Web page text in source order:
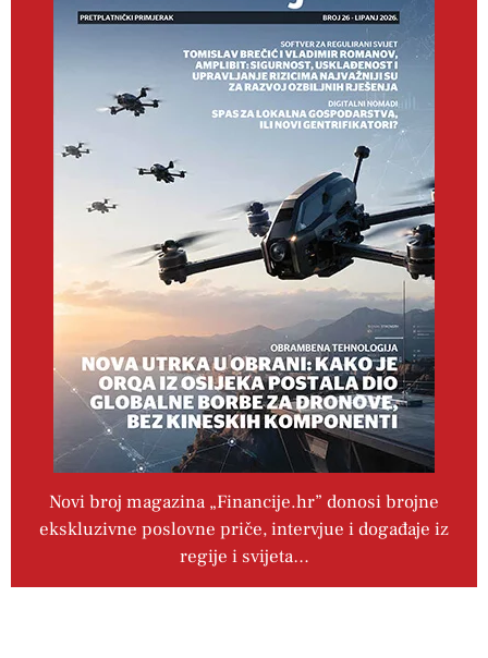
Novi broj magazina „Financije.hr” donosi brojne
ekskluzivne poslovne priče, intervjue i događaje iz
regije i svijeta…